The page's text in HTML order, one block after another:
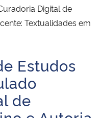
Digital de
Textualidades em
Estudos
de